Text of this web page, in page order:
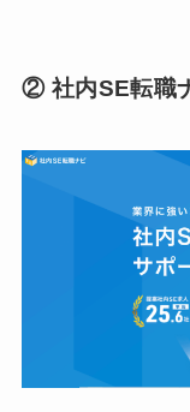
② 社内SE転職